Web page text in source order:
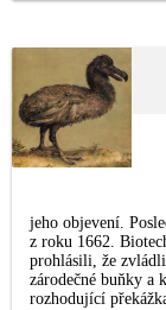
jeho objevení.
z roku 1662.
prohlásili, že
zárodečné buňky a
rozhodující